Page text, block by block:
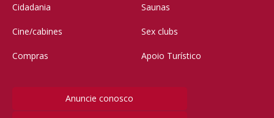
Cidadania
Cine/cabines
Compras
Saunas
Sex clubs
Apoio Turístico
Anuncie conosco